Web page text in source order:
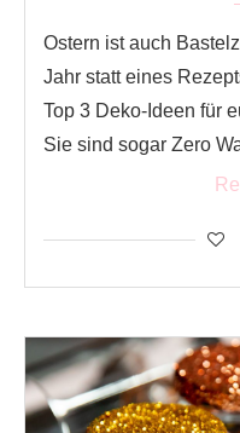
Ostern ist auch
Jahr statt eines
Top 3 Deko-Ideen für
Sie sind sogar Zero